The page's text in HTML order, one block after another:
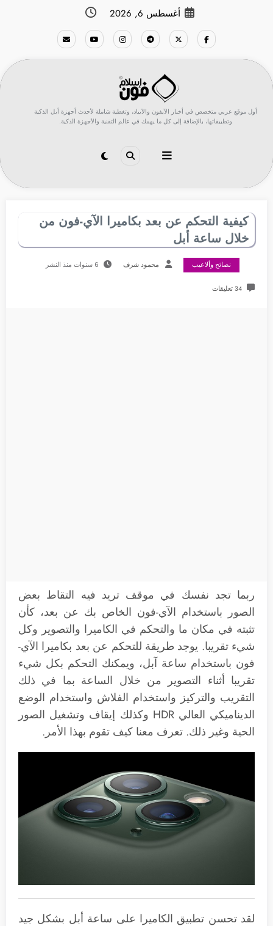
أغسطس 6, 2026
أول موقع عربي متخصص في أخبار الآيفون والآيباد، وتغطية شاملة لأحدث أجهزة أبل الذكية
وتطبيقاتها، بالإضافة إلى كل ما يهمك في عالم التقنية والأجهزة الذكية.
كيفية التحكم عن بعد بكاميرا الآي-فون من
خلال ساعة أبل
نصائح وألاعيب محمود شرف 6 سنوات منذ النشر
34 تعليقات
ربما تجد نفسك في موقف تريد فيه التقاط بعض
الصور باستخدام الآي-فون الخاص بك عن بعد، كأن
تثبته في مكان ما والتحكم في الكاميرا والتصوير وكل
شيء تقريبا. يوجد طريقة للتحكم عن بعد بكاميرا الآي-
فون باستخدام ساعة آبل، ويمكنك التحكم بكل شيء
تقريبا أثناء التصوير من خلال الساعة بما في ذلك
التقريب والتركيز واستخدام الفلاش واستخدام الوضع
الديناميكي العالي HDR وكذلك إيقاف وتشغيل الصور
الحية وغير ذلك. تعرف معنا كيف تقوم بهذا الأمر.
لقد تحسن تطبيق الكاميرا على ساعة أبل بشكل جيد